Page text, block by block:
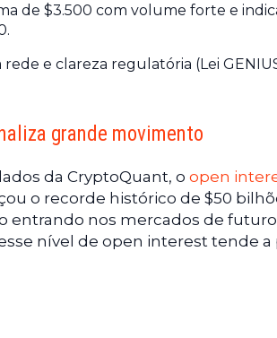
de $3.500 com volume forte e
rede e clareza regulatória (Lei
grande movimento
da CryptoQuant, o open
o recorde histórico de $50
entrando nos mercados de
nível de open interest tende